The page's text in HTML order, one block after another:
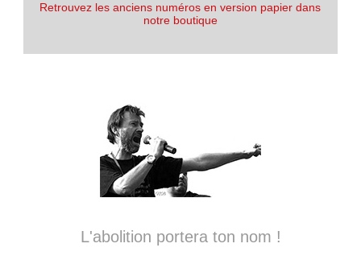
Retrouvez les anciens numéros en version papier dans
notre boutique
L'abolition portera ton nom !